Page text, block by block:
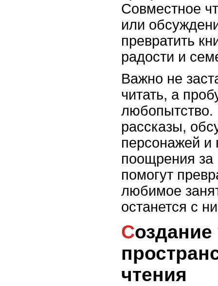
Совместное
или
превратить
радости и
Важно не
читать, а
рассказы,
персонажей
поощрения за
помогут
любимое
останется с
Создание уютного
чтения